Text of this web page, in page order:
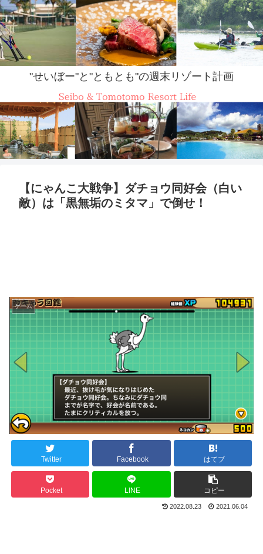
"せいぼー"と"ともとも"の週末リゾート計画
【にゃんこ大戦争】ダチョウ同好会（白い
敵）は「黒無垢のミタマ」で倒せ！
ゲーム
Twitter Facebook はてブ
Pocket LINE コピー
2022.08.23 2021.06.04